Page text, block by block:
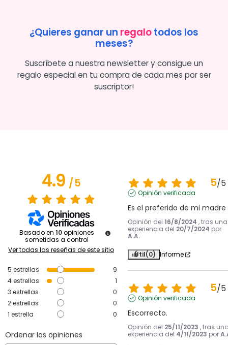
¿Quieres ganar un regalotodos los
meses?
Suscríbete a nuestra newsletter y consigue un
regalo especial en tu compra de cada mes por ser
suscriptor!
4.9/5
Basado en 10 opiniones
sometidas a control
Ver todas las reseñas de este sitio
5 estrellas
9
4estrellas
1
3 estrellas
0
2estrellas
0
1 estrella 0
Ordenar las opiniones
5/5
Opinión verificada
Es el preferido de mi madre
Opinión del 16/8/2024 , tras una
experiencia del 20/7/2024 por
A.A.
Útil(0) Informe
5/5
Opinión verificada
Escorrecto.
Opinión del 25/11/2023 , tras
experiencia del 4/11/2023 por